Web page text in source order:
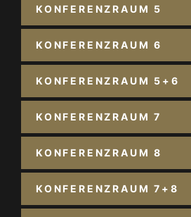
KONFERENZRAUM 5
KONFERENZRAUM 6
KONFERENZRAUM 5+6
KONFERENZRAUM 7
KONFERENZRAUM 8
KONFERENZRAUM 7+8